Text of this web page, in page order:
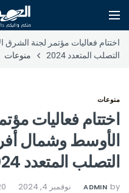
اختتام فعاليات مؤتمر لجنة الشرق
التصلب المتعدد 2024
منوعات
منوعات
اختتام فعاليات
الأوسط وشمال
التصلب المتعدد 2024
by
ADMIN نوفمبر 4, 2024